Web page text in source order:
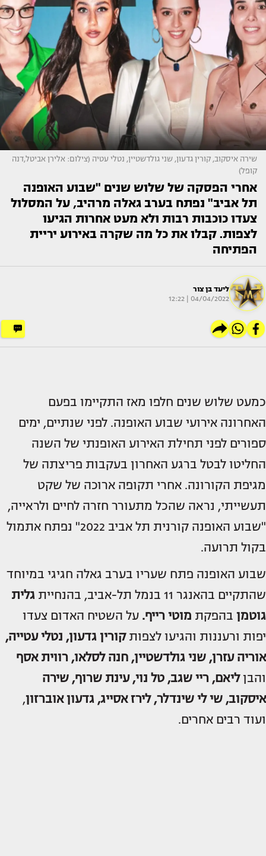
שירה איסקוב, קורין גדעון, שני גולדשטיין, נטלי עטיה (צילום: אלירן אביטל,דנה
קופל)
אחרי הפסקה של שלוש שנים "שבוע האופנה
תל אביב" נפתח בערב גאלה מרהיב, על המסלול
צעדו כוכבות רבות ולא מעט אחרות הגיעו
לצפות. קבלו את כל מה שקרה באירוע יריית
הפתיחה
ליעד בן צור
04/04/2022 | 12:22
כמעט שלוש שנים חלפו מאז התקיימו בפעם
האחרונה אירועי שבוע האופנה. לפני שנתיים, ימים
ספורים לפני תחילת האירוע האופנתי של השנה
החליטו לבטל ברגע האחרון בעקבות פריצתה של
מגיפת הקורונה. אחרי תקופה ארוכה של שקט
תעשייתי, נראה שהכל מתעורר חזרה לחיים ולראייה,
"שבוע האופנה קורנית תל אביב 2022" נפתח אתמול
בקול תרועה.
שבוע האופנה פתח שעריו בערב גאלה חגיגי במיוחד
שהתקיים בהאנגר 11 בנמל תל-אביב, בהנחיית
גלית
גוטמן בהפקת מוטי רייף. על השטיח האדום צעדו
יפות ורעננות והגיעו לצפותקורין גדעון, נטלי עטייה,
אוריה עזרן, שני גולדשטיין, חנה לסלאו, רווית אסף
והבןליאם, ריי שגב, טל נוי, עינת שרוף, שירה
איסקוב, שי לי שינדלר, לירז אסייג, גדעון אוברזון,
ועוד רבים אחרים.